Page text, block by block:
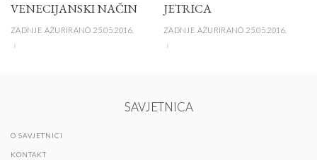
VENECIJANSKI NAČIN
ZADNJE AŽURIRANO 25.05.2016.
JETRICA
ZADNJE AŽURIRANO 25.05.2016.
SAVJETNICA
O SAVJETNICI
KONTAKT